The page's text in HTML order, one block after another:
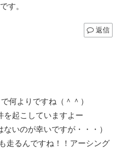
す。
返信
何よりですね（＾＾）
を起こしていますよー
ないのが幸いですが・・・）
走るんですね！！アーシング